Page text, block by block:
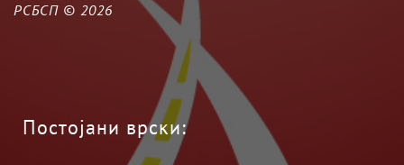
РСБСП © 2026
Постојани врски: